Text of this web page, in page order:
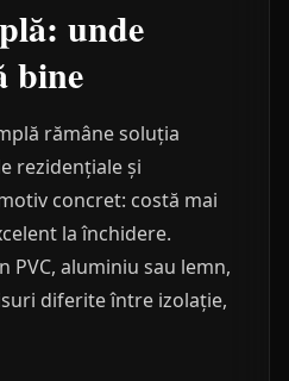
unde
bine
rămâne soluția
rezidențiale și
concret: costă mai
la închidere.
PVC, aluminiu sau lemn,
diferite între izolație,